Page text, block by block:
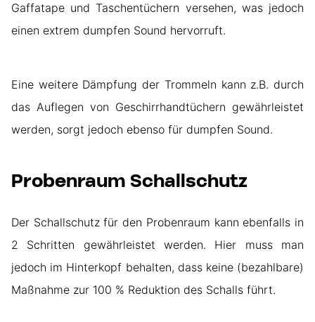
Gaffatape und Taschentüchern versehen, was jedoch
einen extrem dumpfen Sound hervorruft.
Eine weitere Dämpfung der Trommeln kann z.B. durch
das Auflegen von Geschirrhandtüchern gewährleistet
werden, sorgt jedoch ebenso für dumpfen Sound.
Probenraum Schallschutz
Der Schallschutz für den Probenraum kann ebenfalls in
2 Schritten gewährleistet werden. Hier muss man
jedoch im Hinterkopf behalten, dass keine (bezahlbare)
Maßnahme zur 100 % Reduktion des Schalls führt.